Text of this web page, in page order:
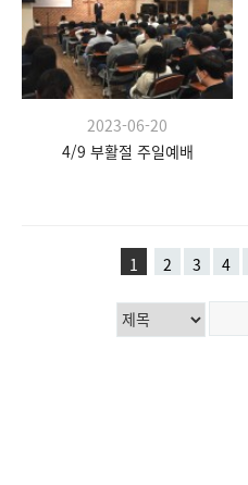
2023-06-20
4/9 부활절 주일예배
1 2 3 4